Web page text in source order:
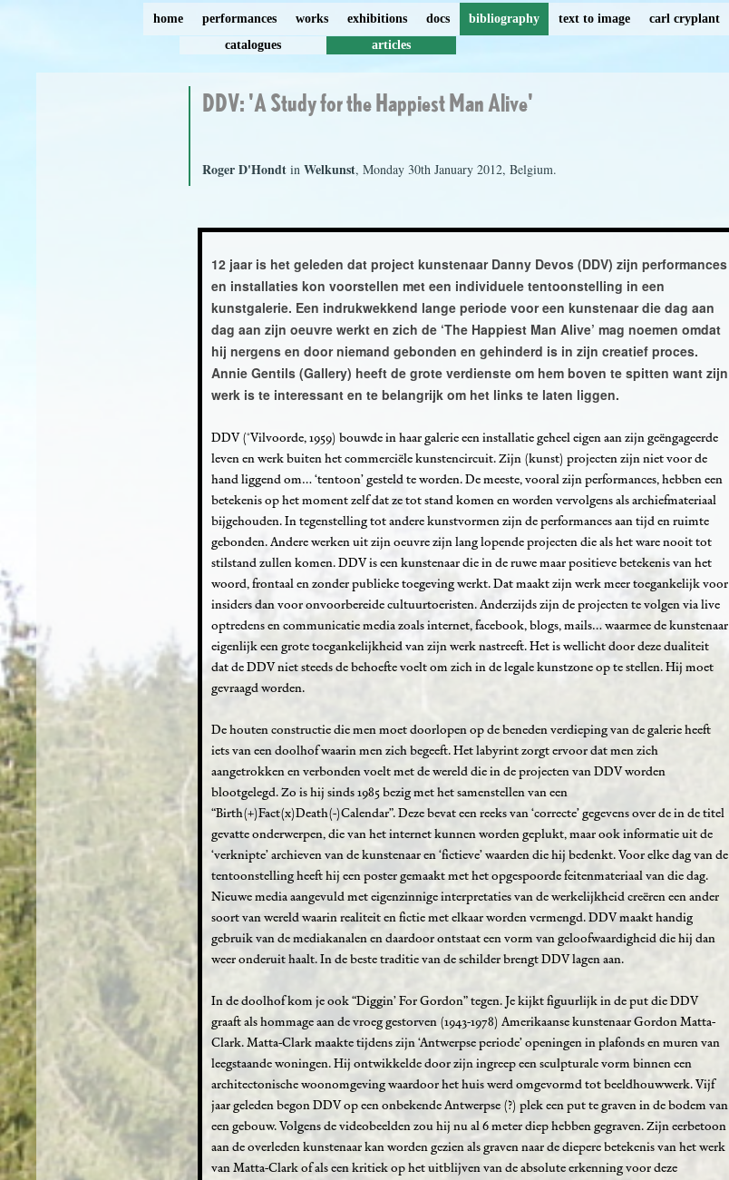
home performances works exhibitions docs bibliography text to image
carl cryplant
catalogues
articles
DDV: 'A Study for the Happiest Man Alive'
Roger D'Hondtin Welkunst, Monday 30th January 2012, Belgium.
12 jaar is het geleden dat project kunstenaar Danny Devos (DDV) zijn performances
en installaties kon voorstellen met een individuele tentoonstelling in een
kunstgalerie. Een indrukwekkend lange periode voor een kunstenaar die dag aan
dag aan zijn oeuvre werkt en zich de ‘The Happiest Man Alive’ mag noemen omdat
hij nergens en door niemand gebonden en gehinderd is in zijn creatief proces.
Annie Gentils (Gallery) heeft de grote verdienste om hem boven te spitten want zijn
werk is te interessant en te belangrijk om het links te laten liggen.
DDV (°Vilvoorde, 1959) bouwde in haar galerie een installatie geheel eigen aan zijn geëngageerde
leven en werk buiten het commerciële kunstencircuit. Zijn (kunst) projecten zijn niet voor de
hand liggend om… ‘tentoon’ gesteld te worden. De meeste, vooral zijn performances, hebben een
betekenis op het moment zelf dat ze tot stand komen en worden vervolgens als archiefmateriaal
bijgehouden. In tegenstelling tot andere kunstvormen zijn de performances aan tijd en ruimte
gebonden. Andere werken uit zijn oeuvre zijn lang lopende projecten die als het ware nooit tot
stilstand zullen komen. DDV is een kunstenaar die in de ruwe maar positieve betekenis van het
woord, frontaal en zonder publieke toegeving werkt. Dat maakt zijn werk meer toegankelijk voor
insiders dan voor onvoorbereide cultuurtoeristen. Anderzijds zijn de projecten te volgen via live
optredens en communicatie media zoals internet, facebook, blogs, mails… waarmee de kunstenaar
eigenlijk een grote toegankelijkheid van zijn werk nastreeft. Het is wellicht door deze dualiteit
dat de DDV niet steeds de behoefte voelt om zich in de legale kunstzone op te stellen. Hij moet
gevraagd worden.
De houten constructie die men moet doorlopen op de beneden verdieping van de galerie heeft
iets van een doolhof waarin men zich begeeft. Het labyrint zorgt ervoor dat men zich
aangetrokken en verbonden voelt met de wereld die in de projecten van DDV worden
blootgelegd. Zo is hij sinds 1985 bezig met het samenstellen van een
“Birth(+)Fact(x)Death(-)Calendar”. Deze bevat een reeks van ‘correcte’ gegevens over de in de titel
gevatte onderwerpen, die van het internet kunnen worden geplukt, maar ook informatie uit de
‘verknipte’ archieven van de kunstenaar en ‘fictieve’ waarden die hij bedenkt. Voor elke dag van de
tentoonstelling heeft hij een poster gemaakt met het opgespoorde feitenmateriaal van die dag.
Nieuwe media aangevuld met eigenzinnige interpretaties van de werkelijkheid creëren een ander
soort van wereld waarin realiteit en fictie met elkaar worden vermengd. DDV maakt handig
gebruik van de mediakanalen en daardoor ontstaat een vorm van geloofwaardigheid die hij dan
weer onderuit haalt. In de beste traditie van de schilder brengt DDV lagen aan.
In de doolhof kom je ook “Diggin’ For Gordon” tegen. Je kijkt figuurlijk in de put die DDV
graaft als hommage aan de vroeg gestorven (1943-1978) Amerikaanse kunstenaar Gordon Matta-
Clark. Matta-Clark maakte tijdens zijn ‘Antwerpse periode’ openingen in plafonds en muren van
leegstaande woningen. Hij ontwikkelde door zijn ingreep een sculpturale vorm binnen een
architectonische woonomgeving waardoor het huis werd omgevormd tot beeldhouwwerk. Vijf
jaar geleden begon DDV op een onbekende Antwerpse (?) plek een put te graven in de bodem van
een gebouw. Volgens de videobeelden zou hij nu al 6 meter diep hebben gegraven. Zijn eerbetoon
aan de overleden kunstenaar kan worden gezien als graven naar de diepere betekenis van het werk
van Matta-Clark of als een kritiek op het uitblijven van de absolute erkenning voor deze